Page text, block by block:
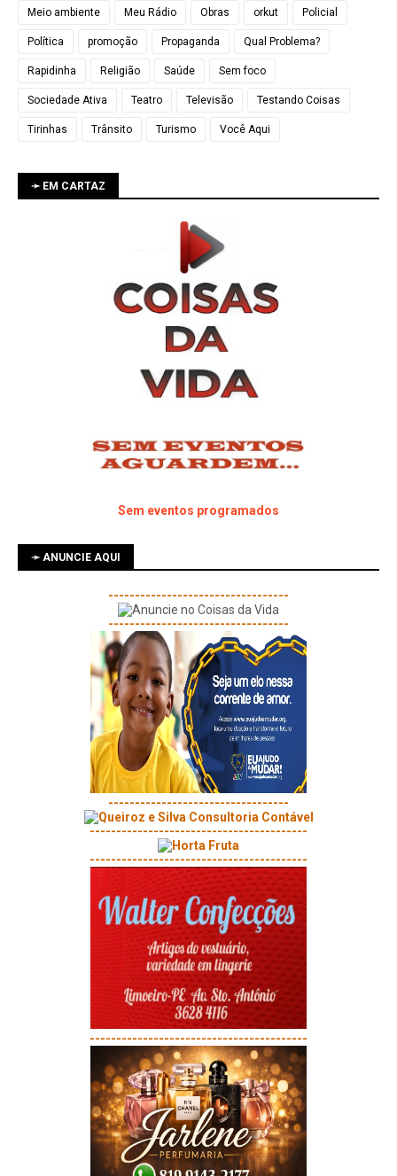
Meio ambiente Meu Rádio Obras orkut Policial
Política promoção Propaganda Qual Problema?
Rapidinha Religião Saúde Sem foco
Sociedade Ativa Teatro Televisão Testando Coisas
Tirinhas Trânsito Turismo Você Aqui
➛ EM CARTAZ
Sem eventos programados
➛ ANUNCIE AQUI
----------------------------------
----------------------------------
----------------------------------
-----------------------------------------
-----------------------------------------
-----------------------------------------